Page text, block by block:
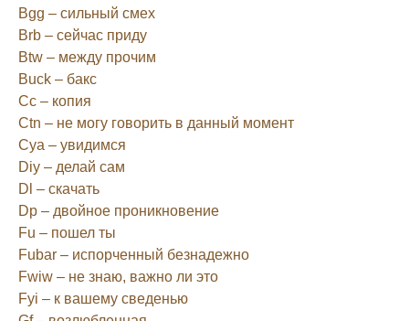
Bgg – сильный смех
Brb – сейчас приду
Btw – между прочим
Buck – бакс
Сс – копия
Ctn – не могу говорить в данный момент
Cya – увидимся
Diy – делай сам
Dl – скачать
Dp – двойное проникновение
Fu – пошел ты
Fubar – испорченный безнадежно
Fwiw – не знаю, важно ли это
Fyi – к вашему сведенью